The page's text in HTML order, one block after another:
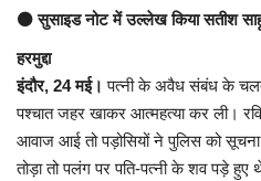
धर्म-संस्कृति
विचार सरोकार
खेल सरोकार
⚫ सुसाइड नोट में उल्लेख किया सतीश
हरमुद्दा
इंदौर, 24 मई। पत्नी के अवैध संबंध के
पश्चात जहर खाकर आत्महत्या कर ली।
आवाज आई तो पड़ोसियों ने पुलिस को
तोड़ा तो पलंग पर पति-पत्नी के शव पड़े